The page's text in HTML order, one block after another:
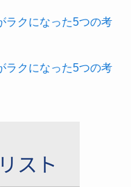
ラクになった5つの考
ラクになった5つの考